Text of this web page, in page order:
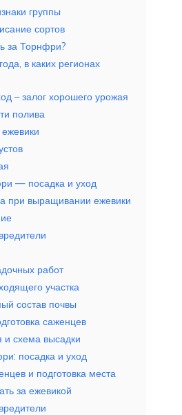
группы
сортов
за Торнфри?
в каких регионах
– залог хорошего урожая
полива
— посадка и уход
при выращивании ежевики
работ
участка
состав почвы
саженцев
и схема высадки
посадка и уход
и подготовка места
за ежевикой